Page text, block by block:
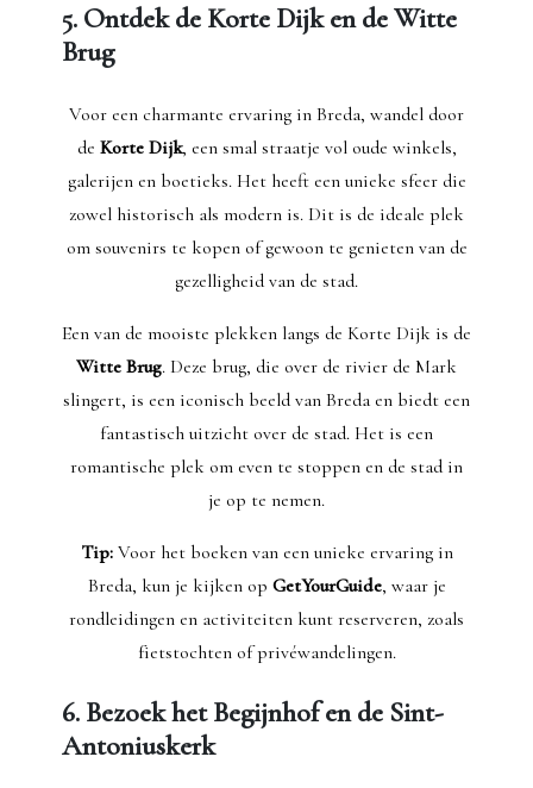
5. Ontdek de Korte Dijk en de Witte
Brug
Voor een charmante ervaring in Breda, wandel door
de Korte Dijk, een smal straatje vol oude winkels,
galerijen en boetieks. Het heeft een unieke sfeer die
zowel historisch als modern is. Dit is de ideale plek
om souvenirs te kopen of gewoon te genieten van de
gezelligheid van de stad.
Een van de mooiste plekken langs de Korte Dijk is de
Witte Brug. Deze brug, die over de rivier de Mark
slingert, is een iconisch beeld van Breda en biedt een
fantastisch uitzicht over de stad. Het is een
romantische plek om even te stoppen en de stad in
je op te nemen.
Tip:Voor het boeken van een unieke ervaring in
Breda, kun je kijken op GetYourGuide, waar je
rondleidingen en activiteiten kunt reserveren, zoals
fietstochten of privéwandelingen.
6. Bezoek het Begijnhof en de Sint-
Antoniuskerk